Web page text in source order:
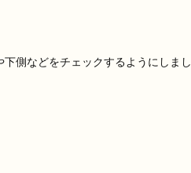
側などをチェックするようにしまし